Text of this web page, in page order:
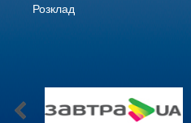
Розклад